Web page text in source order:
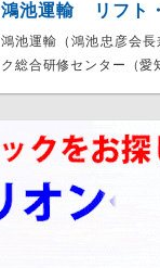
鴻池運輸 リフト
鴻池運輸（鴻池忠彦会
ク総合研修センター（